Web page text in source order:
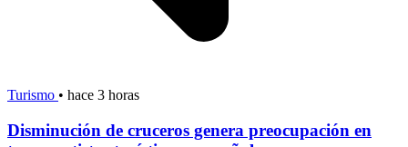
Turismo • hace 3 horas
Disminución de cruceros genera preocupación en